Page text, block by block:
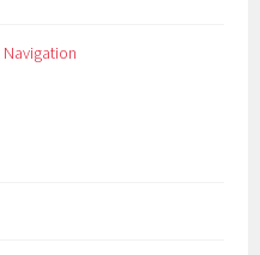
Navigation